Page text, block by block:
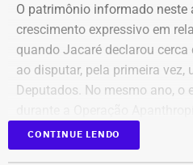
“Sabemos que a moradia é a
movimento ocupa um imóvel
subutilizado, mais do que dar
fundamental, ele devolve
para centenas de pessoas,
O patrimônio informado neste
crescimento expressivo em
quando Jacaré declarou
ao disputar, pela primeira vez,
Deputados. No mesmo ano, o
Ministério Público do Rio de
investigou um esquema de
CONTINUE LENDO